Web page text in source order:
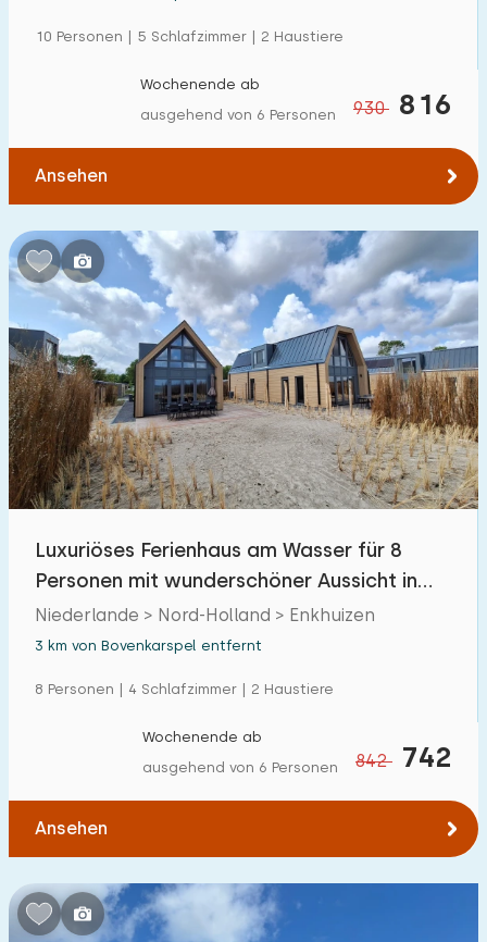
10 Personen | 5 Schlafzimmer | 2 Haustiere
930 816
Wochenende ab
ausgehend von 6 Personen
Ansehen
Luxuriöses Ferienhaus am Wasser für 8
Personen mit wunderschöner Aussicht in
Enkhuizen
Niederlande > Nord-Holland > Enkhuizen
3 km von Bovenkarspel entfernt
8 Personen | 4 Schlafzimmer | 2 Haustiere
842 742
Wochenende ab
ausgehend von 6 Personen
Ansehen